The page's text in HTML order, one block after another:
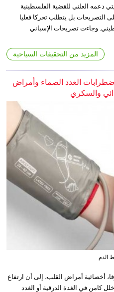
دعمه العلني للقضية الفلسطينية
التصريحات بل يتطلب تحركا فعليا
وجاءت تصريحات الإسباني
المزيد من التحقيقات السياحية
الغدد الصماء وأمراض
والسكري
الدم
أخصائية أمراض القلب، إلى أن ارتفاع
كامن في الغدة الدرقية أو الغدد